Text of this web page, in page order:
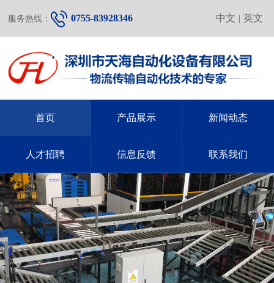
中文 | 英文
服务热线： 0755-83928346
首页 产品展示 新闻动态
人才招聘 信息反馈 联系我们